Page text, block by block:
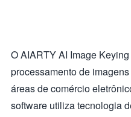
O AIARTY AI Image
processamento de
áreas de comércio
software utiliza tecnologia